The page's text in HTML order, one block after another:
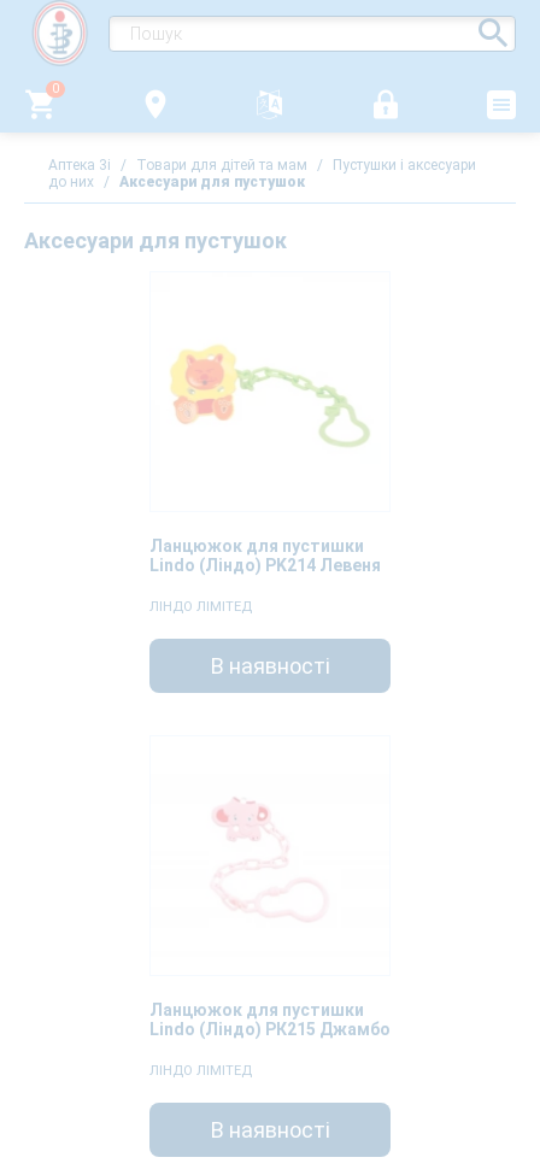
0
Аптека 3i / Товари для дітей та мам /
Пустушки і аксесуари
до них / Аксесуари для пустушок
Аксесуари для пустушок
Ланцюжок для пустишки
Lindo (Ліндо) PK214 Левеня
ЛІНДО ЛІМІТЕД
В наявності
Ланцюжок для пустишки
Lindo (Ліндо) РК215 Джамбо
ЛІНДО ЛІМІТЕД
В наявності